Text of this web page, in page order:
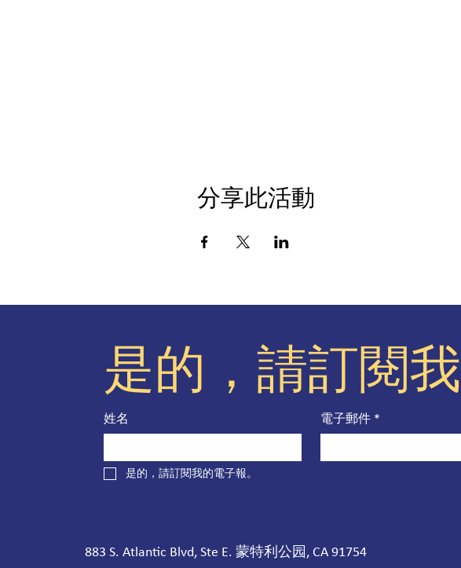
分享此活動
是的，請訂閱
姓名 電子郵件 *
是的，請訂閱我的電子報。
883 S. Atlantic Blvd, Ste E. 蒙特利公园, CA 91754